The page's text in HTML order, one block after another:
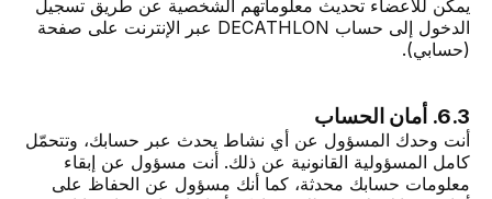
يمكن للأعضاء تحديث معلوماتهم الشخصية عن طريق تسجيل
الدخول إلى حساب DECATHLON عبر الإنترنت على صفحة
(حسابي).
6.3. أمان الحساب
أنت وحدك المسؤول عن أي نشاط يحدث عبر حسابك، وتتحمّل
كامل المسؤولية القانونية عن ذلك. أنت مسؤول عن إبقاء
معلومات حسابك محدثة، كما أنك مسؤول عن الحفاظ على